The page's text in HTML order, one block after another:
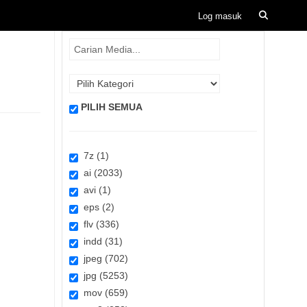
PILIH SEMUA
7z (1)
ai (2033)
avi (1)
eps (2)
flv (336)
indd (31)
jpeg (702)
jpg (5253)
mov (659)